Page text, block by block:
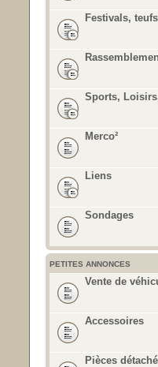
Festivals,
Sports,
Merco²
Liens
Sondages
PETITES ANNONCES
Vente de
Accessoires
Pièces